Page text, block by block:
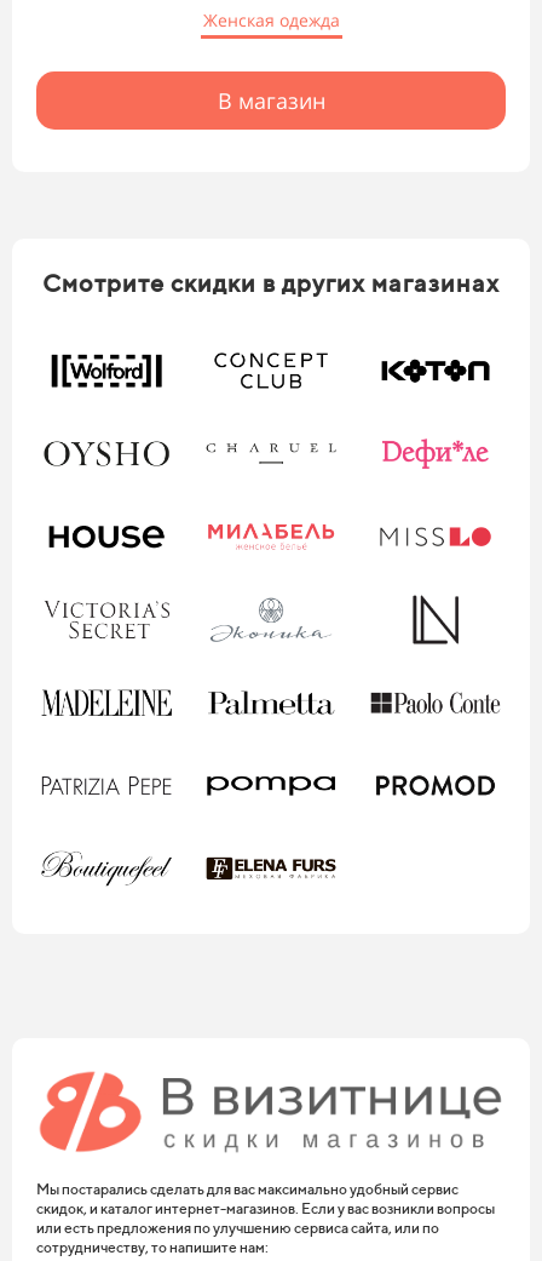
Женская одежда
В магазин
Смотрите скидки в других магазинах
Мы постарались сделать для вас максимально удобный сервис
скидок, и каталог интернет-магазинов. Если у вас возникли вопросы
или есть предложения по улучшению сервиса сайта, или по
сотрудничеству, то напишите нам: